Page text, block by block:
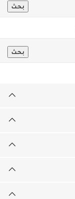
بحث
بحث